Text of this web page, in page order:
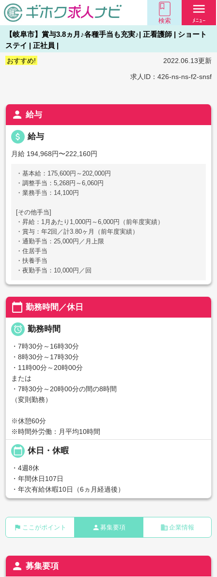
検索
menu
ﾒﾆｭｰ
【岐阜市】賞与3.8ヵ月♪各種手当も充実♪| 正看護師 | ショート
ステイ | 正社員 |
おすすめ! 2022.06.13更新
求人ID：426-ns-ns-f2-snsf
person 給与
attach_money 給与
月給 194,968円〜222,160円
・基本給：175,600円～202,000円
・調整手当：5,268円～6,060円
・業務手当：14,100円
[その他手当]
・昇給：1月あたり1,000円～6,000円（前年度実績）
・賞与：年2回／計3.80ヶ月（前年度実績）
・通勤手当：25,000円／月上限
・住居手当
・扶養手当
・夜勤手当：10,000円／回
calendar_today 勤務時間／休日
 勤務時間
・7時30分～16時30分
・8時30分～17時30分
・11時00分～20時00分
または
・7時30分～20時00分の間の8時間
（変則勤務）
※休憩60分
※時間外労働：月平均10時間
calendar_today 休日・休暇
・4週8休
・年間休日107日
・年次有給休暇10日（6ヵ月経過後）
flag ここがポイント person 募集要項 business 企業情報
person 募集要項